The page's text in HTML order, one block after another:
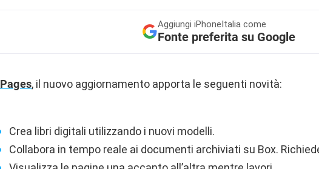
Aggiungi iPhoneItalia come
Fonte preferita su Google
Pages, il nuovo aggiornamento apporta le seguenti novità:
Crea libri digitali utilizzando i nuovi modelli.
Collabora in tempo reale ai documenti archiviati su Box.